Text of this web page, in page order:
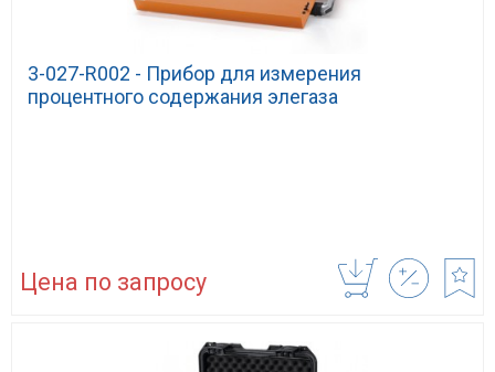
3-027-R002 - Прибор для измерения
процентного содержания элегаза
Цена по запросу